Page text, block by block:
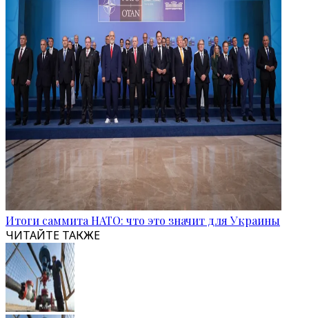
Итоги саммита НАТО: что это значит для Украины
ЧИТАЙТЕ ТАКЖЕ